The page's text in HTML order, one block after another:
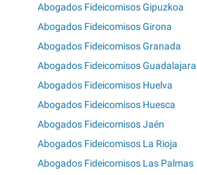
Abogados Fideicomisos Gipuzkoa
Abogados Fideicomisos Girona
Abogados Fideicomisos Granada
Abogados Fideicomisos Guadalajara
Abogados Fideicomisos Huelva
Abogados Fideicomisos Huesca
Abogados Fideicomisos Jaén
Abogados Fideicomisos La Rioja
Abogados Fideicomisos Las Palmas